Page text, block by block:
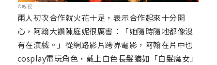
©威視
兩人初次合作就火花十足，表示合作起來十分開
心，阿翰大讚陳庭妮很厲害：「她隨時隨地都像沒
有在演戲。」從網路影片跨界電影，阿翰在片中也
cosplay電玩角色，戴上白色長髮猶如「白髮魔女」